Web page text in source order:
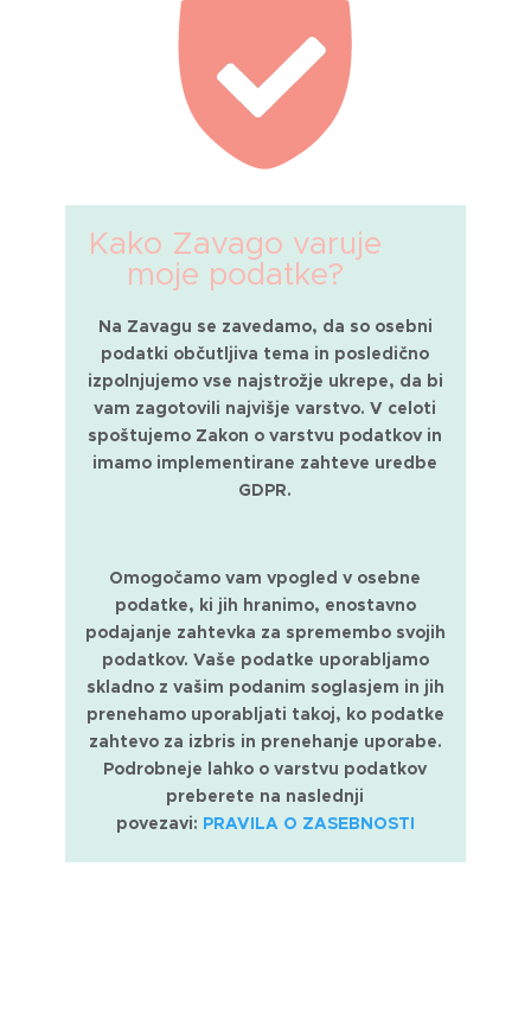
Kako Zavago varuje
moje podatke?
Na Zavagu se zavedamo, da so osebni
podatki občutljiva tema in posledično
izpolnjujemo vse najstrožje ukrepe, da bi
vam zagotovili najvišje varstvo. V celoti
spoštujemo Zakon o varstvu podatkov in
imamo implementirane zahteve uredbe
GDPR.
Omogočamo vam vpogled v osebne
podatke, ki jih hranimo, enostavno
podajanje zahtevka za spremembo svojih
podatkov. Vaše podatke uporabljamo
skladno z vašim podanim soglasjem in jih
prenehamo uporabljati takoj, ko podatke
zahtevo za izbris in prenehanje uporabe.
Podrobneje lahko o varstvu podatkov
preberete na naslednji
povezavi: PRAVILA O ZASEBNOSTI